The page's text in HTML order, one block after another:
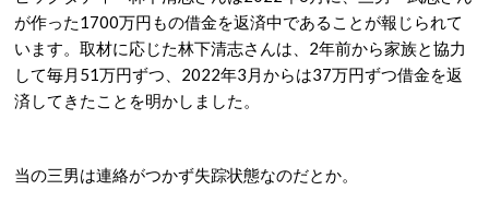
が作った1700万円もの借金を返済中であることが報じられて
います。取材に応じた林下清志さんは、2年前から家族と協力
して毎月51万円ずつ、2022年3月からは37万円ずつ借金を返
済してきたことを明かしました。
当の三男は連絡がつかず失踪状態なのだとか。